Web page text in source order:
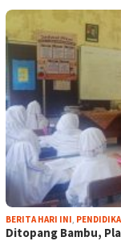
BERITA HARI INI,
Ditopang Bambu,